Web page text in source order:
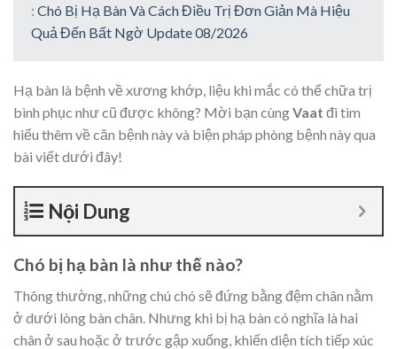
: Chó Bị Hạ Bàn Và Cách Điều Trị Đơn Giản Mà Hiệu
Quả Đến Bất Ngờ Update 08/2026
Hạ bàn là bệnh về xương khớp, liệu khi mắc có thể chữa trị
bình phục như cũ được không? Mời bạn cùngVaat đi tìm
hiểu thêm về căn bệnh này và biện pháp phòng bệnh này qua
bài viết dưới đây!
Nội Dung
Chó bị hạ bàn là như thế nào?
Thông thường, những chú chó sẽ đứng bằng đệm chân nằm
ở dưới lòng bàn chân. Nhưng khi bị hạ bàn có nghĩa là hai
chân ở sau hoặc ở trước gập xuống, khiến diện tích tiếp xúc